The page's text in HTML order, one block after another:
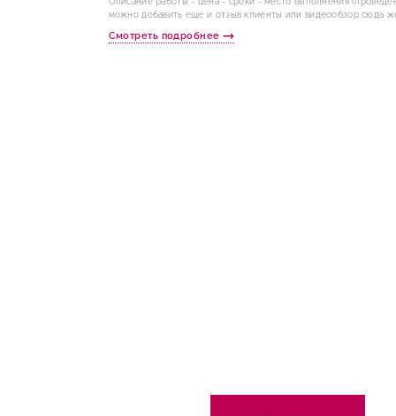
можно добавить еще и отзыв клиенты или видеообзор сюда
Смотреть подробнее